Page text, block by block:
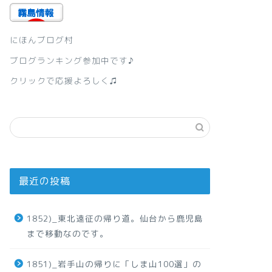
にほんブログ村
ブログランキング参加中です♪
クリックで応援よろしく♫
最近の投稿
1852)_東北遠征の帰り道。仙台から鹿児島
まで移動なのです。
1851)_岩手山の帰りに「しま山100選」の